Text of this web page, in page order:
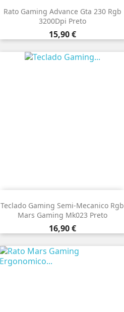
Rato Gaming Advance Gta 230 Rgb
3200Dpi Preto
Preço
15,90 €
 Vista rápida
Teclado Gaming Semi-Mecanico Rgb
Mars Gaming Mk023 Preto
Preço
16,90 €
 Vista rápida